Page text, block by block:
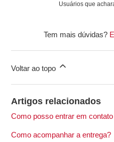
Usuários que
Tem mais dúvidas?
Voltar ao topo
Artigos relacionados
Como posso entrar em
Como acompanhar a entrega?